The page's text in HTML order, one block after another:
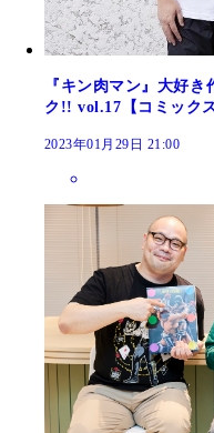
『キン肉マン』大好
ク!! vol.17【コミック
2023年01月29日 21:00